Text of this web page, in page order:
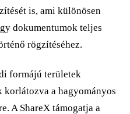
is, ami különösen
dokumentumok teljes
rögzítéséhez.
formájú területek
a hagyományos
A ShareX támogatja a